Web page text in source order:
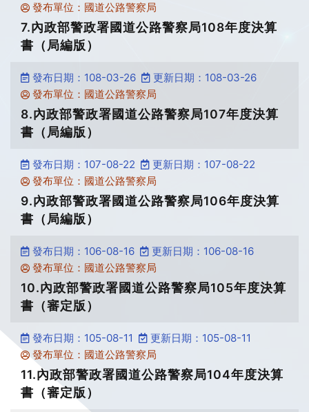
發布單位：國道公路警察局
7.內政部警政署國道公路警察局108年度決算
書（局編版）
發布日期：108-03-26
更新日期：108-03-26
發布單位：國道公路警察局
8.內政部警政署國道公路警察局107年度決算
書（局編版）
發布日期：107-08-22
更新日期：107-08-22
發布單位：國道公路警察局
9.內政部警政署國道公路警察局106年度決算
書（局編版）
發布日期：106-08-16
更新日期：106-08-16
發布單位：國道公路警察局
10.內政部警政署國道公路警察局105年度決算
書（審定版）
發布日期：105-08-11
更新日期：105-08-11
發布單位：國道公路警察局
11.內政部警政署國道公路警察局104年度決算
書（審定版）